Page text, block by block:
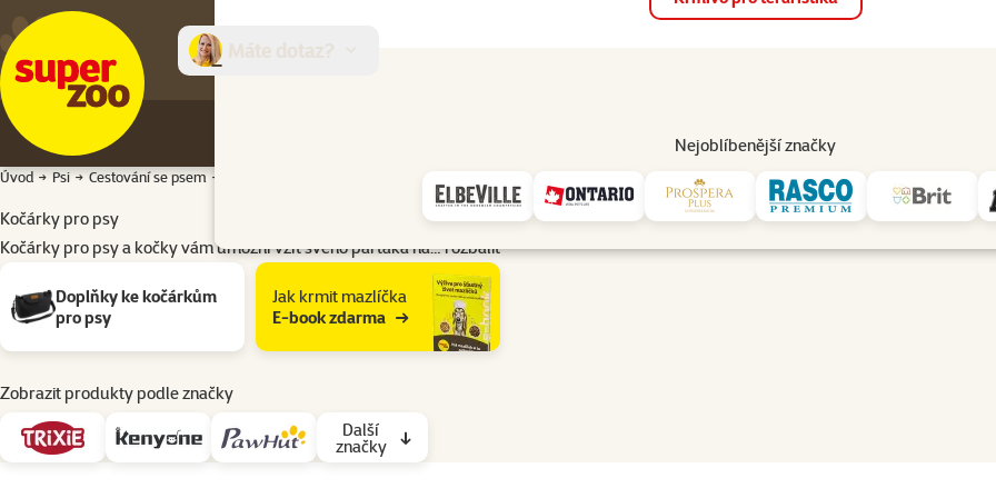
Nejoblíbenější značky
Prodejny Služby
Úvod Psi Cestování se psem
Kočárky pro psy
Kočárky pro psy a kočky vám umožní vzít svého parťáka na…rozbalit
Doplňky ke kočárkům
pro psy
Jak krmit mazlíčka
E-book zdarma
Zobrazit produkty podle značky
Další
značky